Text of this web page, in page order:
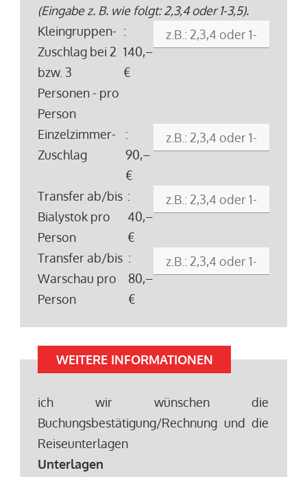
(Eingabe z. B. wie folgt: 2,3,4 oder 1-3,5).
Kleingruppen-
Zuschlag bei 2
bzw. 3
Personen - pro
Person
:
140,–
€
Einzelzimmer-
Zuschlag
:
90,–
€
Transfer ab/bis
Bialystok pro
Person
:
40,–
€
Transfer ab/bis
Warschau pro
Person
:
80,–
€
WEITERE INFORMATIONEN
ich wir wünschen die
Buchungsbestätigung/Rechnung und die
Reiseunterlagen
Unterlagen